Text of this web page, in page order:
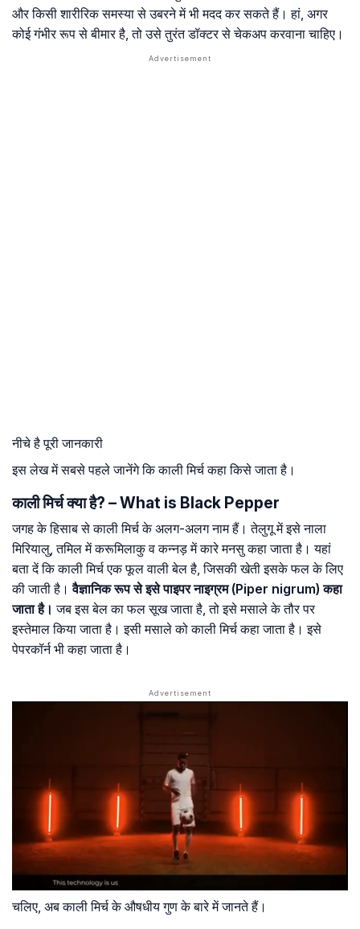
और किसी शारीरिक समस्या से उबरने में भी मदद कर सकते हैं। हां, अगर
कोई गंभीर रूप से बीमार है, तो उसे तुरंत डॉक्टर से चेकअप करवाना चाहिए।
नीचे है पूरी जानकारी
इस लेख में सबसे पहले जानेंगे कि काली मिर्च कहा किसे जाता है।
काली मिर्च क्या है? – What is Black Pepper
जगह के हिसाब से काली मिर्च के अलग-अलग नाम हैं। तेलुगू में इसे नाला
मिरियालु, तमिल में करूमिलाकु व कन्नड़ में कारे मनसु कहा जाता है। यहां
बता दें कि काली मिर्च एक फूल वाली बेल है, जिसकी खेती इसके फल के लिए
की जाती है।वैज्ञानिक रूप से इसे पाइपर नाइग्रम (Piper nigrum) कहा
जाता है। जब इस बेल का फल सूख जाता है, तो इसे मसाले के तौर पर
इस्तेमाल किया जाता है। इसी मसाले को काली मिर्च कहा जाता है। इसे
पेपरकॉर्न भी कहा जाता है।
चलिए, अब काली मिर्च के औषधीय गुण के बारे में जानते हैं।